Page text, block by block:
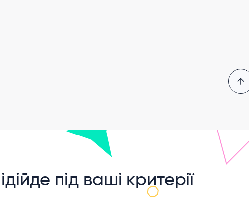
під ваші критерії